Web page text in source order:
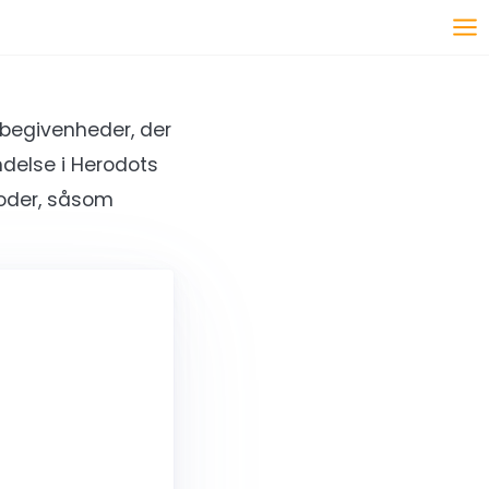
der
i Herodots
såsom